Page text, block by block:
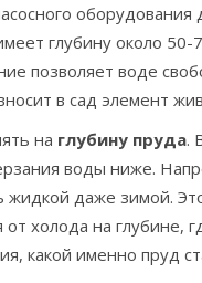
оборудования
глубину около 50-
позволяет воде
в сад элемент
на глубину пруда.
воды ниже.
жидкой даже зимой.
холода на глубине,
какой именно пруд